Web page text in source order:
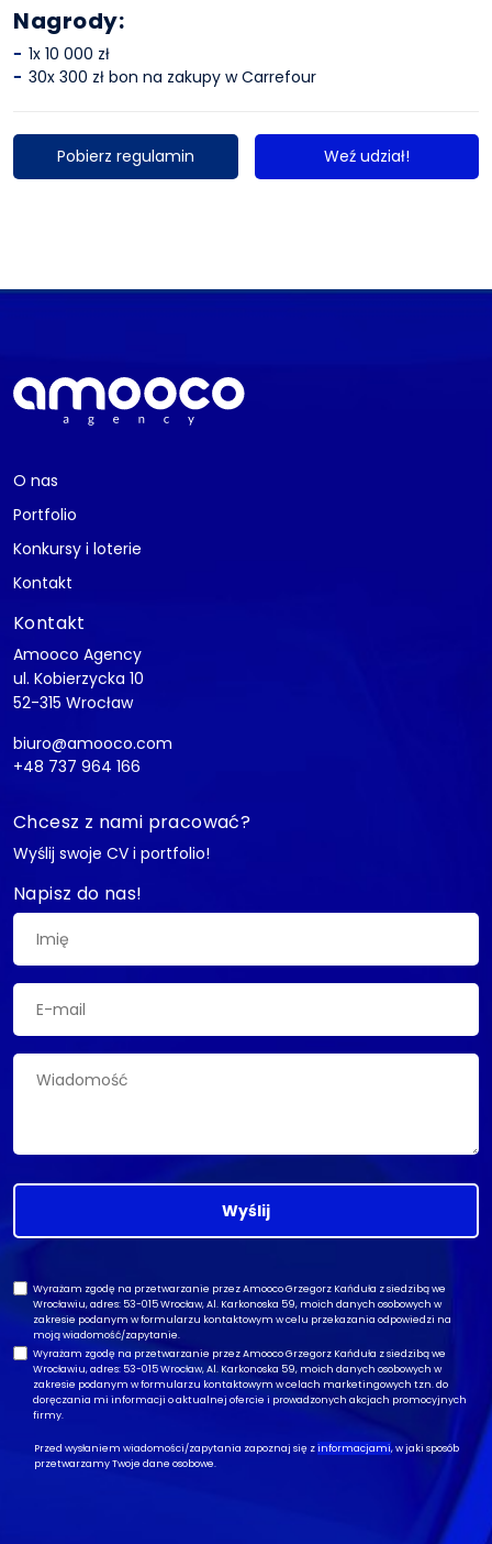
Nagrody:
1x 10 000 zł
30x 300 zł bon na zakupy w Carrefour
Pobierz regulamin Weź udział!
O nas
Portfolio
Konkursy i loterie
Kontakt
Kontakt
Amooco Agency
ul. Kobierzycka 10
52-315 Wrocław
biuro@amooco.com
+48 737 964 166
Chcesz z nami pracować?
Wyślij swoje CV i portfolio!
Napisz do nas!
Wyślij
Wyrażam zgodę na przetwarzanie przez Amooco Grzegorz Kańduła z siedzibą we
Wrocławiu, adres: 53-015 Wrocław, Al. Karkonoska 59, moich danych osobowych w
zakresie podanym w formularzu kontaktowym w celu przekazania odpowiedzi na
moją wiadomość/zapytanie.
Wyrażam zgodę na przetwarzanie przez Amooco Grzegorz Kańduła z siedzibą we
Wrocławiu, adres: 53-015 Wrocław, Al. Karkonoska 59, moich danych osobowych w
zakresie podanym w formularzu kontaktowym w celach marketingowych tzn. do
doręczania mi informacji o aktualnej ofercie i prowadzonych akcjach promocyjnych
firmy.
Przed wysłaniem wiadomości/zapytania zapoznaj się zinformacjami, w jaki sposób
przetwarzamy Twoje dane osobowe.